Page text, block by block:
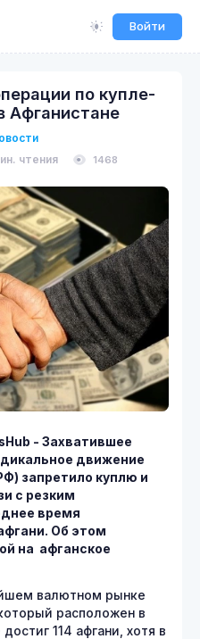
Войти
по купле-
Афганистане
чтения 1468
- Захватившее
движение
запретило куплю и
с резким
время
Об этом
на афганское
валютном рынке
расположен в
114 афгани, хотя в